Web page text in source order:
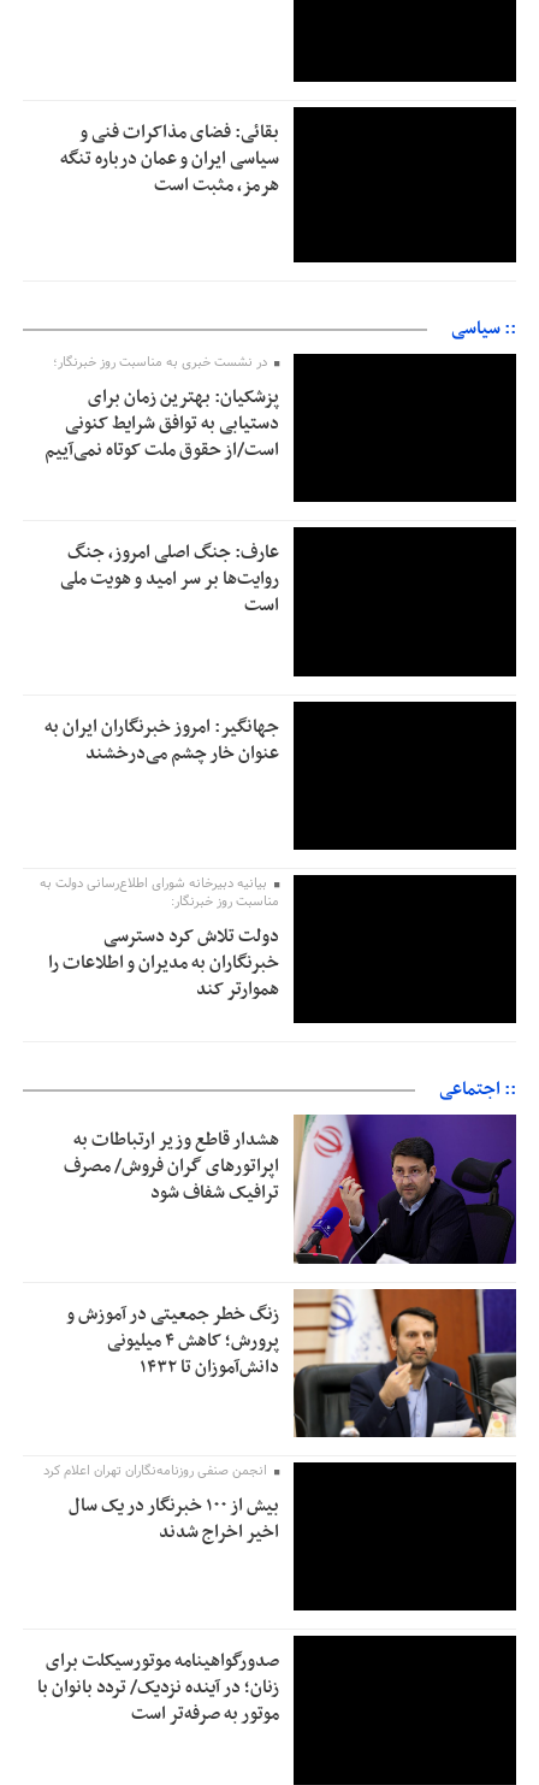
بقائی: فضای مذاکرات فنی و
سیاسی ایران و عمان درباره تنگه
هرمز، مثبت است
:: سیاسی
در نشست خبری به مناسبت روز خبرنگار؛
پزشکیان‌: بهترین زمان برای
دستیابی به توافق شرایط کنونی
است/از حقوق ملت کوتاه نمی‌آییم
عارف: جنگ اصلی امروز، جنگ
روایت‌ها بر سر امید و هویت ملی
است
جهانگیر: امروز خبرنگاران ایران به
عنوان خار چشم می‌درخشند
بیانیه دبیرخانه شورای اطلاع‌رسانی دولت به
مناسبت روز خبرنگار:
دولت تلاش کرد دسترسی
خبرنگاران به مدیران و اطلاعات را
هموارتر کند
:: اجتماعی
هشدار قاطع وزیر ارتباطات به
اپراتورهای گران فروش/ مصرف
ترافیک شفاف شود
زنگ خطر جمعیتی در آموزش و
پرورش؛ کاهش ۴ میلیونی
دانش‌آموزان تا ۱۴۳۲
انجمن صنفی روزنامه‌نگاران تهران اعلام کرد
بیش از ۱۰۰ خبرنگار در یک سال
اخیر اخراج شدند
صدورگواهینامه موتورسیکلت برای
زنان؛ در آینده نزدیک/ تردد بانوان با
موتور به‌ صرفه‌تر است